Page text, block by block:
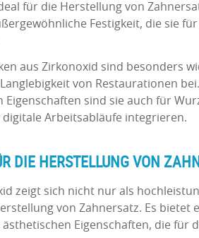
für die Herstellung von
Festigkeit, die sie
aus Zirkonoxid sind besonders
von Restaurationen
Eigenschaften sind sie auch für
Arbeitsabläufe integrieren.
DIE HERSTELLUNG VON
zeigt sich nicht nur als
von Zahnersatz. Es bietet
ästhetischen Eigenschaften, die für